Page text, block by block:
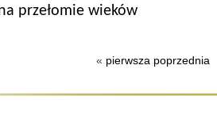
przełomie wieków
« pierwsza poprzednia